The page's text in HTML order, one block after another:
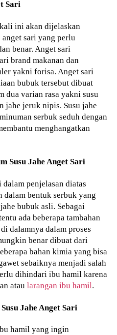
Sari
ini akan dijelaskan
sari yang perlu
benar. Anget sari
brand makanan dan
yakni forisa. Anget sari
bubuk tersebut dibuat
dua varian rasa yakni susu
jahe jeruk nipis. Susu jahe
serbuk seduh dengan
menghangatkan
Susu Jahe Anget Sari
dalam penjelasan diatas
dalam bentuk serbuk yang
bubuk asli. Sebagai
ada beberapa tambahan
dalamnya dalam proses
benar dibuat dari
bahan kimia yang bisa
sebaiknya menjadi salah
dihindari ibu hamil karena
atau larangan ibu hamil.
Jahe Anget Sari
hamil yang ingin